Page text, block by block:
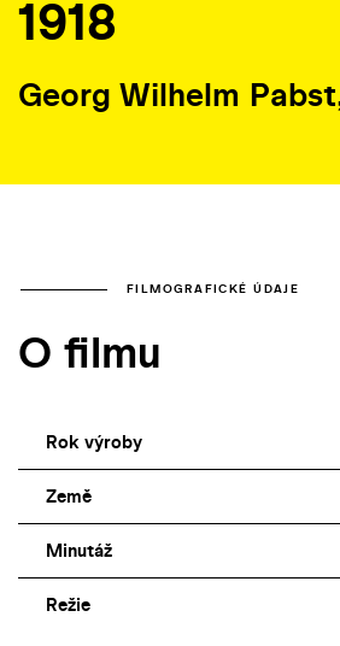
1918
Georg Wilhelm
FILMOGRAFICKÉ ÚDAJE
O filmu
Rok výroby
Země
Minutáž
Režie